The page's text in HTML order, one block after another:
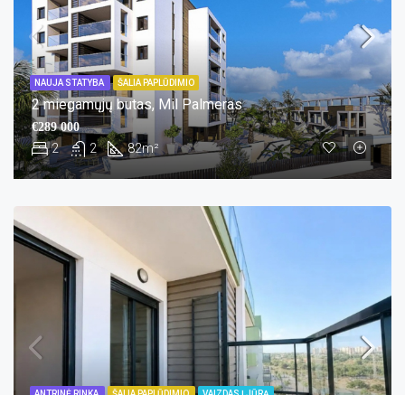
2 miegamųjų butas, Mil Palmeras
2 2 82m²
€289 000
NAUJA STATYBA ŠALIA PAPLŪDIMIO